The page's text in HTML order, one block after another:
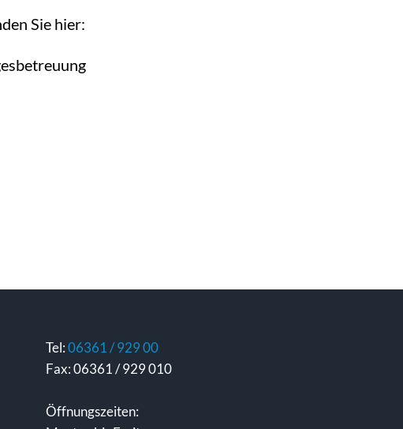
Sie hier:
Tel:06361 / 929 00
Fax: 06361 / 929 010
Öffnungszeiten: